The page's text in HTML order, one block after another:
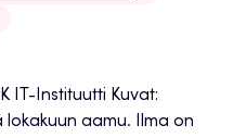
IT-Instituutti Kuvat:
lokakuun aamu. Ilma on